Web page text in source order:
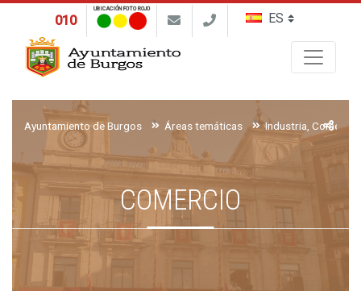
010
UBICACIÓN FOTO ROJO
Ayuntamiento de Burgos Áreas temáticas Industria,
COMERCIO